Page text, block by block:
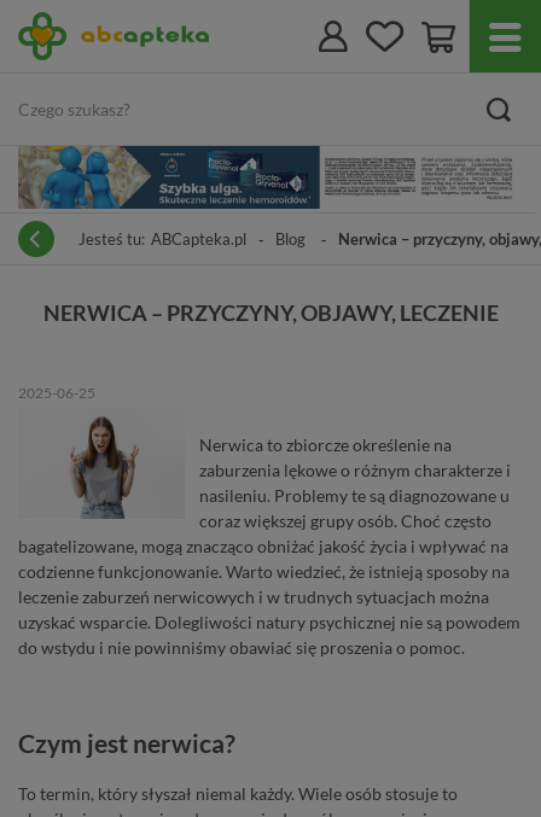
Jesteś tu: ABCapteka.pl Blog Nerwica – przyczyny,
NERWICA – PRZYCZYNY, OBJAWY, LECZENIE
2025-06-25
Nerwica to zbiorcze określenie na
zaburzenia lękowe o różnym charakterze i
nasileniu. Problemy te są diagnozowane u
coraz większej grupy osób. Choć często
bagatelizowane, mogą znacząco obniżać jakość życia i wpływać na
codzienne funkcjonowanie. Warto wiedzieć, że istnieją sposoby na
leczenie zaburzeń nerwicowych i w trudnych sytuacjach można
uzyskać wsparcie. Dolegliwości natury psychicznej nie są powodem
do wstydu i nie powinniśmy obawiać się proszenia o pomoc.
Czym jest nerwica?
To termin, który słyszał niemal każdy. Wiele osób stosuje to